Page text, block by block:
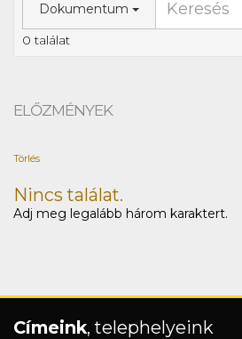
Dokumentum
0 találat
ELŐZMÉNYEK
Törlés
Nincs találat.
Adj meg legalább három karaktert.
Címeink, telephelyeink